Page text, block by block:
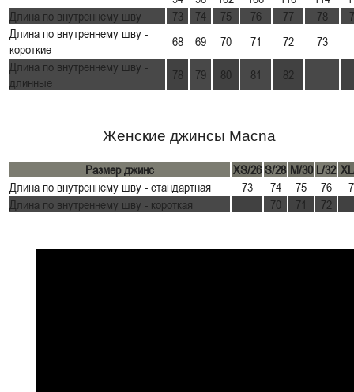
Длина по внутреннему шву
73 74 75 76 77 78
Длина по внутреннему шву -
короткие
68 69 70 71 72
73
Длина по внутреннему шву -
длинные
78 79 80 81 82
Женские джинсы Macna
Размер джинс XS/26 S/28 M/30 L/32
Длина по внутреннему шву - стандартная
73 74 75 76
Длина по внутреннему шву - короткая
70 71 72